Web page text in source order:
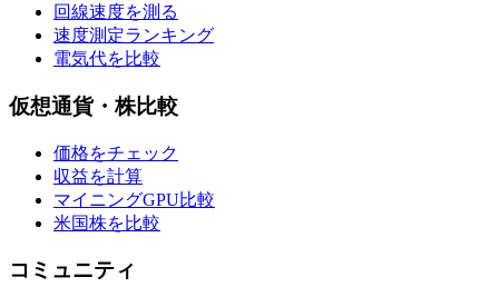
回線速度を測る
速度測定ランキング
電気代を比較
仮想通貨・株比較
価格をチェック
収益を計算
マイニングGPU比較
米国株を比較
コミュニティ